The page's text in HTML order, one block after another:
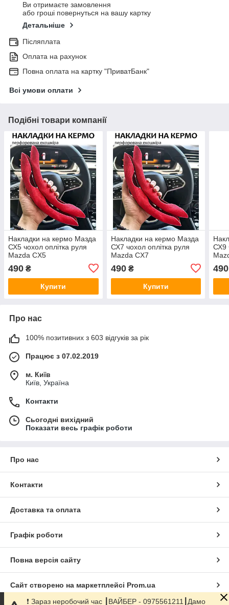
Ви отримаєте замовлення
або гроші повернуться на вашу картку
Детальніше
Післяплата
Оплата на рахунок
Повна оплата на картку "ПриватБанк"
Всі умови оплати
Подібні товари компанії
Накладки на кермо Мазда
СХ5 чохол оплітка руля
Mazda CX5
490 ₴
Купити
Накладки на кермо Мазда
СХ7 чохол оплітка руля
Mazda CX7
490₴
Купити
СХ9
490
Про нас
100% позитивних з 603 відгуків за рік
Працює з 07.02.2019
м. Київ
Київ, Україна
Контакти
Сьогодні вихідний
Показати весь графік роботи
Про нас
Контакти
Доставка та оплата
Графік роботи
Повна версія сайту
Сайт створено на маркетплейсі Prom.ua
❗️ Зараз неробочий час ┃ВАЙБЕР - 0975561211┃Дамо